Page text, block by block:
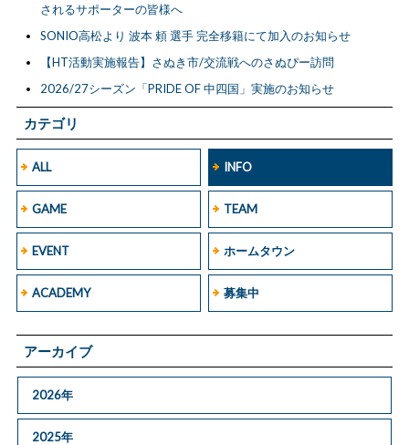
カテゴリ
ALL INFO
GAME TEAM
EVENT ホームタウン
ACADEMY 募集中
アーカイブ
2026年
2025年
されるサポーターの皆様へ
SONIO高松より 波本 頼 選手 完全移籍にて加入のお知らせ
【HT活動実施報告】さぬき市/交流戦へのさぬぴー訪問
2026/27シーズン「PRIDE OF 中四国」実施のお知らせ